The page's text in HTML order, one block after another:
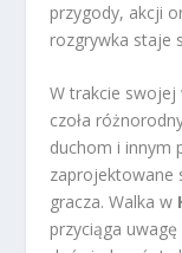
przygody, akcji
rozgrywka staje
W trakcie swojej
czoła
duchom i innym
zaprojektowane
gracza. Walka w
przyciąga